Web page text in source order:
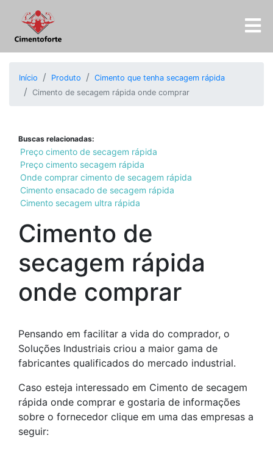
Início Produto
Cimento que tenha secagem rápida
Cimento de secagem rápida onde comprar
Buscas relacionadas:
Preço cimento de secagem rápida
Preço cimento secagem rápida
Onde comprar cimento de secagem rápida
Cimento ensacado de secagem rápida
Cimento secagem ultra rápida
Cimento de
secagem rápida
onde comprar
Pensando em facilitar a vida do comprador, o
Soluções Industriais criou a maior gama de
fabricantes qualificados do mercado industrial.
Caso esteja interessado em Cimento de secagem
rápida onde comprar e gostaria de informações
sobre o fornecedor clique em uma das empresas a
seguir: